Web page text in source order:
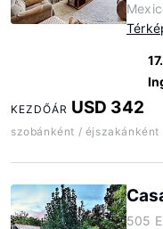
KEZDŐÁR USD 342
szobánként / éjszakánként
505